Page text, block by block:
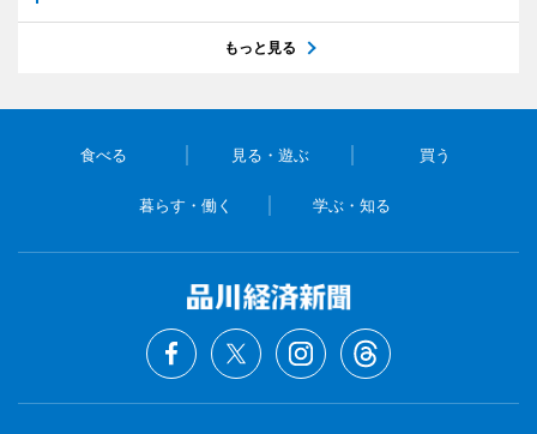
もっと見る
食べる 見る・遊ぶ 買う
暮らす・働く 学ぶ・知る